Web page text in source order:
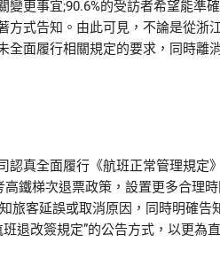
更事宜;90.6%的受訪者希望能準
方式告知。由此可見，不論是從浙
面履行相關規定的要求，同時離
真全面履行《航班正常管理規定
鐵梯次退票政策，設置更多合理
旅客延誤或取消原因，同時明確
退改簽規定”的公告方式，以更為